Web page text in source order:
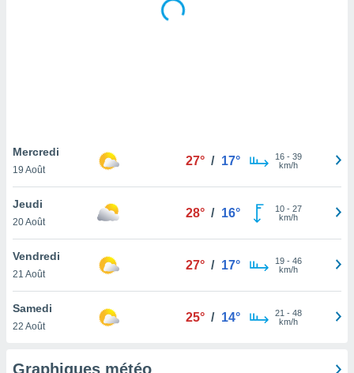
notre
que
et que
Mercredi
19 Août
27° / 17° 16- 39
km/h
Jeudi
20 Août
28° / 16° 10- 27
km/h
Vendredi
21 Août
27° / 17° 19- 46
km/h
Samedi
22 Août
25° / 14° 21 - 48
km/h
Graphiques météo